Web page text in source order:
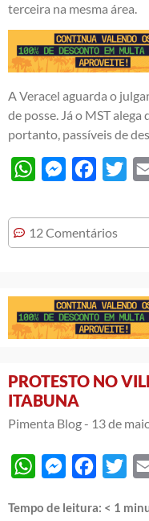
terceira na mesma área.
A Veracel aguarda o
de posse. Já o MST alega
portanto, passíveis de
WhatsAppMessengerFacebook
12 Comentários
PROTESTO NO
ITABUNA
Pimenta Blog - 13 de
WhatsAppMessengerFacebook
Tempo de leitura: < 1